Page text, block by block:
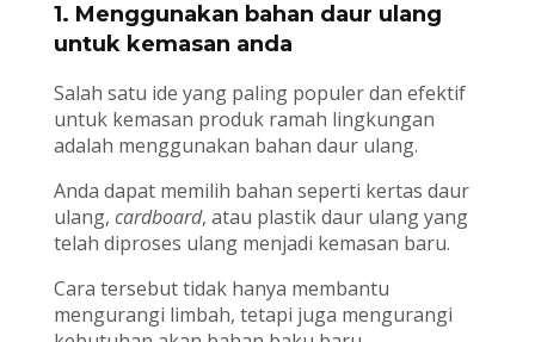
1. Menggunakan bahan daur ulang
untuk kemasan anda
Salah satu ide yang paling populer dan efektif
untuk kemasan produk ramah lingkungan
adalah menggunakan bahan daur ulang.
Anda dapat memilih bahan seperti kertas daur
ulang, cardboard, atau plastik daur ulang yang
telah diproses ulang menjadi kemasan baru.
Cara tersebut tidak hanya membantu
mengurangi limbah, tetapi juga mengurangi